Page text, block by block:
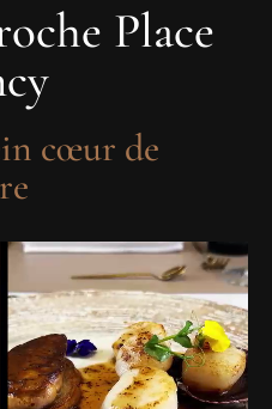
Place
cœur de